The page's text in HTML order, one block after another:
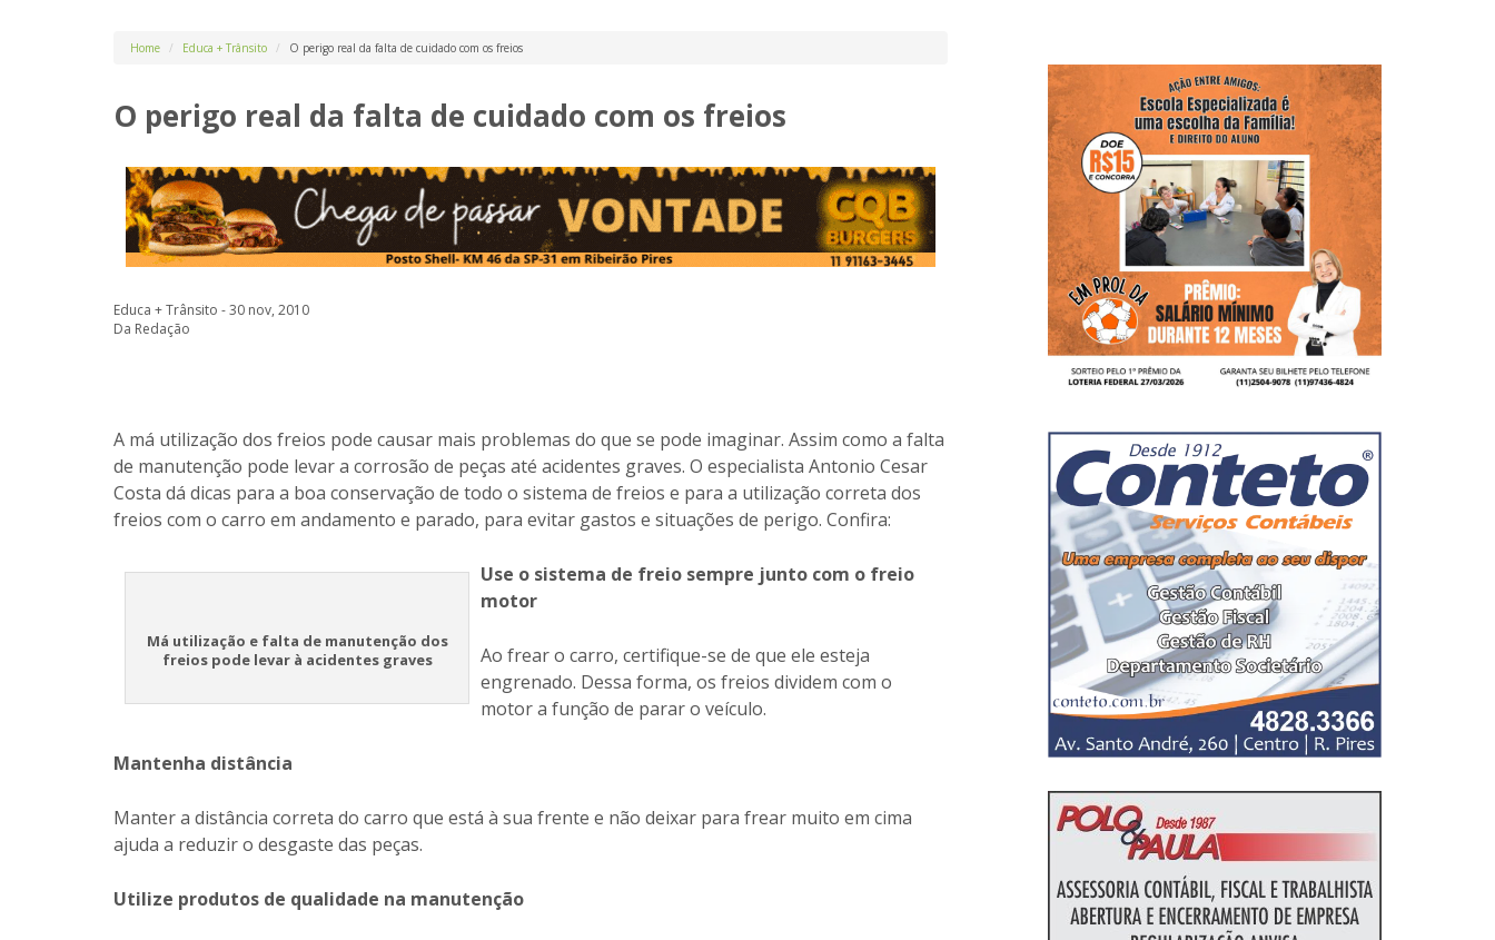
Home Educa + Trânsito O perigo real da falta de cuidado com os freios
O perigo real da falta de cuidado com os freios
Educa + Trânsito - 30 nov, 2010
Da Redação
A má utilização dos freios pode causar mais problemas do que se pode imaginar. Assim como a falta
de manutenção pode levar a corrosão de peças até acidentes graves. O especialista Antonio Cesar
Costa dá dicas para a boa conservação de todo o sistema de freios e para a utilização correta dos
freios com o carro em andamento e parado, para evitar gastos e situações de perigo. Confira:
Má utilização e falta de manutenção dos
freios pode levar à acidentes graves
Use o sistema de freio sempre junto com o freio
motor
Ao frear o carro, certifique-se de que ele esteja
engrenado. Dessa forma, os freios dividem com o
motor a função de parar o veículo.
Mantenha distância
Manter a distância correta do carro que está à sua frente e não deixar para frear muito em cima
ajuda a reduzir o desgaste das peças.
Utilize produtos de qualidade na manutenção